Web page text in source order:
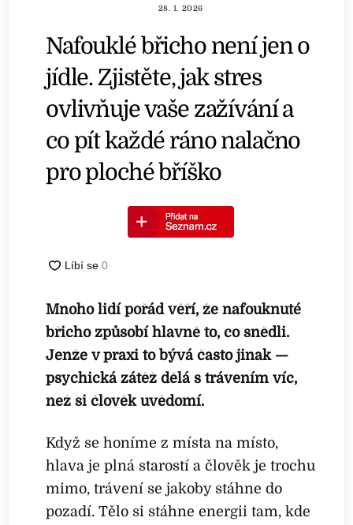
28. 1. 2026
Nafouklé břicho není jen o
jídle. Zjistěte, jak stres
ovlivňuje vaše zažívání a
co pít každé ráno nalačno
pro ploché bříško
Mnoho lidí pořád věří, že nafouknuté
břicho způsobí hlavně to, co snědli.
Jenže v praxi to bývá často jinak —
psychická zátěž dělá s trávením víc,
než si člověk uvědomí.
Když se honíme z místa na místo,
hlava je plná starostí a člověk je trochu
mimo, trávení se jakoby stáhne do
pozadí. Tělo si stáhne energii tam, kde